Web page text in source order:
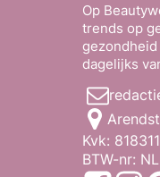
Op
trends op
dagelijks
Kvk:
BTW-nr: